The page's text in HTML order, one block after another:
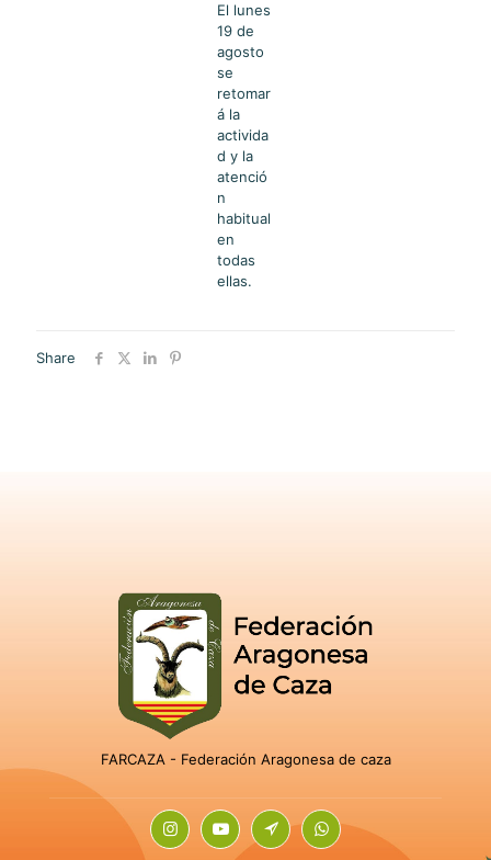
El lunes
19 de
agosto
se
retomar
á la
activida
d y la
atenció
n
habitual
en
todas
ellas.
Share
FARCAZA - Federación Aragonesa de caza